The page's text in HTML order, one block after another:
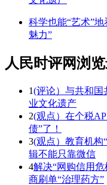
科学也能“艺术”
魅力”
人民时评网浏
1(评论）与共和国
业文化遗产
2(观点）在个税
债”了！
3(观点）教育机构
辑不能只靠微信
4解决“网购信用
商刷单“治理药方”